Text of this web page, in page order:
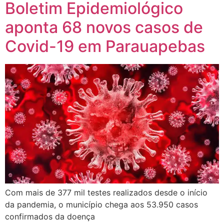
Boletim Epidemiológico
aponta 68 novos casos de
Covid-19 em Parauapebas
Com mais de 377 mil testes realizados desde o início
da pandemia, o município chega aos 53.950 casos
confirmados da doença